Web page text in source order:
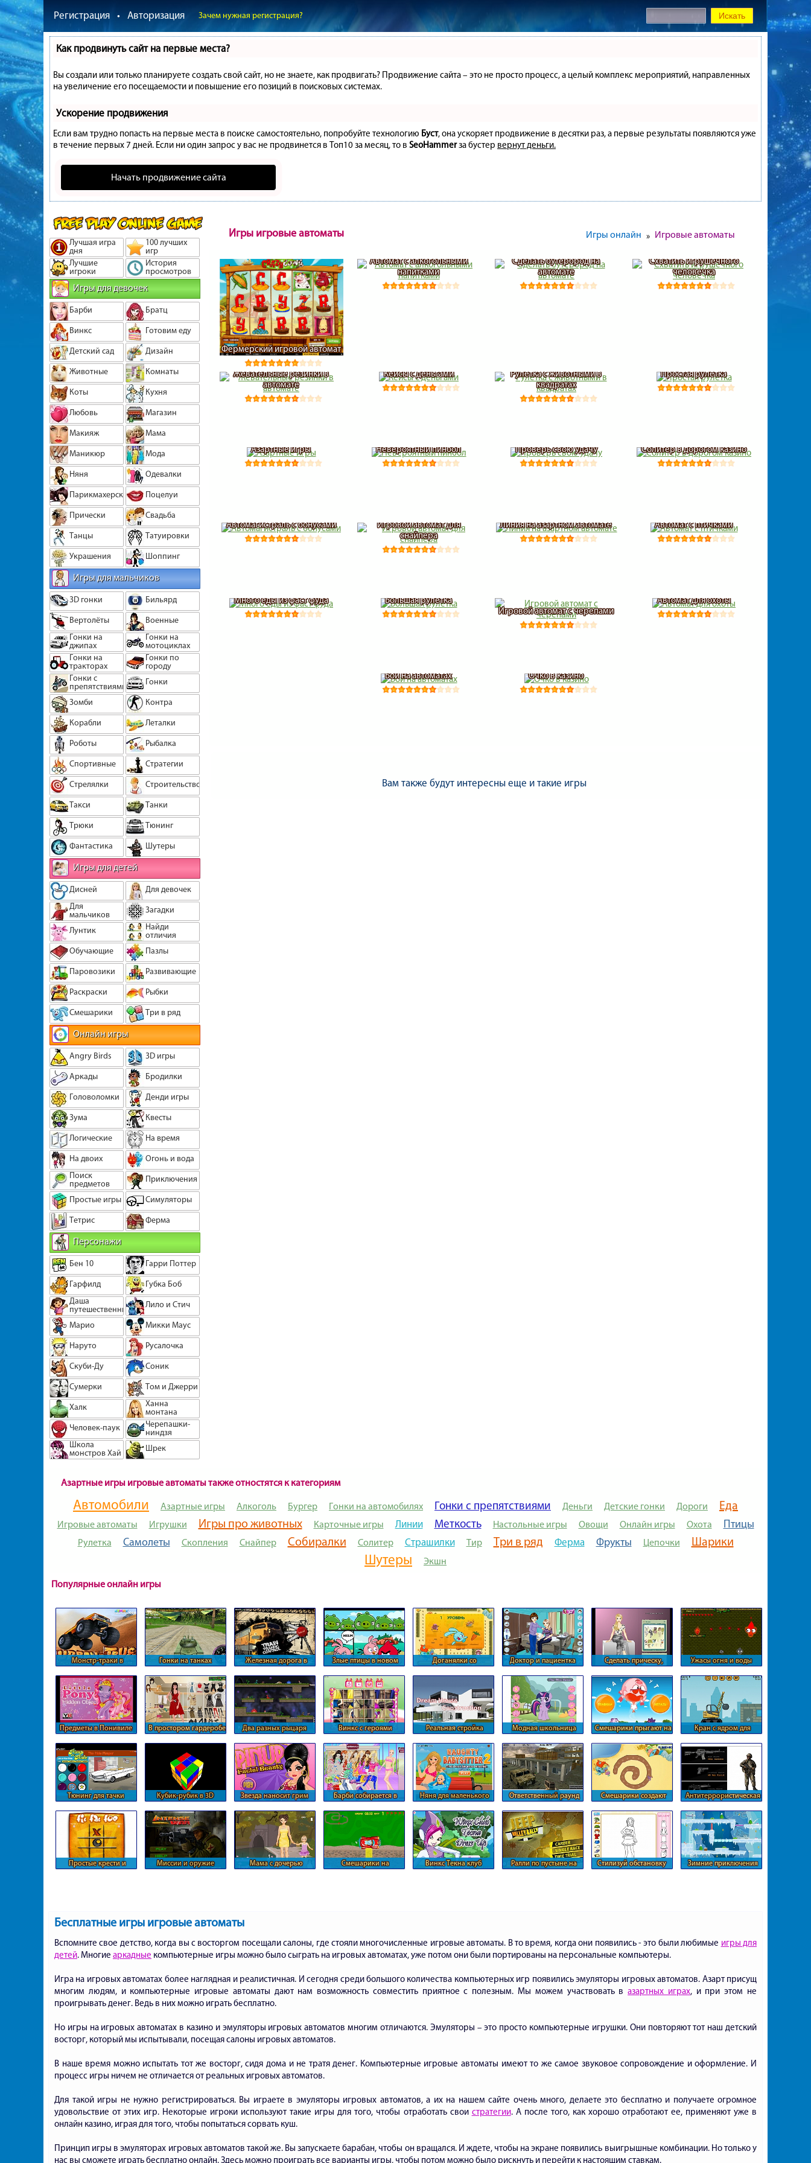
Регистрация • Авторизация Зачем нужная регистрация?
Как продвинуть сайт на первые места?
Вы создали или только планируете создать свой сайт, но не знаете, как продвигать? Продвижение сайта – это не просто процесс, а целый комплекс мероприятий, направленных
на увеличение его посещаемости и повышение его позиций в поисковых системах.
Ускорение продвижения
Если вам трудно попасть на первые места в поиске самостоятельно, попробуйте технологию Буст, она ускоряет продвижение в десятки раз, а первые результаты появляются уже
в течение первых 7 дней. Если ни один запрос у вас не продвинется в Топ10 за месяц, то в SeoHammerза бустер вернут деньги.
Начать продвижение сайта
Лучшая игра
дня
100 лучших
игр
Лучшие
игроки
История
просмотров
Игры для девочек
Барби
Братц
Винкс
Готовим еду
Детский сад
Дизайн
Животные
Комнаты
Коты
Кухня
Любовь
Магазин
Макияж
Мама
Маникюр
Мода
Няня
Одевалки
Парикмахерская
Поцелуи
Прически
Свадьба
Танцы
Татуировки
Украшения
Шоппинг
Игры для мальчиков
3D гонки
Бильярд
Вертолёты
Военные
Гонки на
джипах
Гонки на
мотоциклах
Гонки на
тракторах
Гонки по
городу
Гонки с
препятствиями
Гонки
Зомби
Контра
Корабли
Леталки
Роботы
Рыбалка
Спортивные
Стратегии
Стрелялки
Строительство
Такси
Танки
Трюки
Тюнинг
Фантастика
Шутеры
Игры для детей
Дисней
Для девочек
Для
мальчиков
Загадки
Лунтик
Найди
отличия
Обучающие
Пазлы
Паровозики
Развивающие
Раскраски
Рыбки
Смешарики
Три в ряд
Онлайн игры
Angry Birds
3D игры
Аркады
Бродилки
Головоломки
Денди игры
Зума
Квесты
Логические
На время
На двоих
Огонь и вода
Поиск
предметов
Приключения
Простые игры
Симуляторы
Тетрис
Ферма
Персонажи
Бен 10
Гарри Поттер
Гарфилд
Губка Боб
Даша
путешественница
Лило и Стич
Марио
Микки Маус
Наруто
Русалочка
Скуби-Ду
Соник
Сумерки
Том и Джерри
Халк
Ханна
монтана
Человек-паук
Черепашки-
ниндзя
Школа
монстров Хай
Шрек
Игры игровые автоматы Игры онлайн » Игровые автоматы
Фермерский игровой автомат
Автомат с алкогольными
напитками
Сделать бутерброд на
автомате
Схватить игрушечного
человечка
Жевательные резинки в
автомате
Кейсы с деньгами
Рулетка с животными в
квадратах
Простая рулетка
Азартные игры Невероятный пинбол Проверь свою удачу Солитер в дорогом казино
Автомагистраль с бонусами
Игровой автомат для
снайпера
Линия на азартном автомате Автомат с птичками
Много еды из фаст фуда
Большая рулетка
Игровой автомат с черепами
Автомат для охоты
Бой на автоматах Очко в казино
Вам также будут интересны еще и такие игры
Азартные игры игровые автоматы также отностятся к категориям
Автомобили Азартные игры Алкоголь Бургер Гонки на автомобилях Гонки с препятствиями Деньги Детские гонки Дороги Еда
Игровые автоматы Игрушки Игры про животных Карточные игры Линии Меткость Настольные игры Овощи Онлайн игры Охота Птицы
Рулетка Самолеты Скопления Снайпер Собиралки Солитер Страшилки Тир Три в ряд Ферма Фрукты Цепочки Шарики
Шутеры
Экшн
Популярные онлайн игры
Монстр-траки в
Гонки на танках
Железная дорога в
Злые птицы в новом
Доганялки со
Доктор и пациентка
Сделать прическу,
одеть
Ужасы огня и воды
Предметы в Понивиле
В простором гардеробе
Два разных рыцаря
Винкс с героями
Реальная стройка
Модная школьница
Смешарики прыгают на
Кран с ядром для
Тюнинг для тачки Кубик-рубик в 3D Звезда наносит грим
Барби собирается в
Няня для маленького
Ответственный раунд
Смешарики создают
Антитеррористическая
Простые крести и
Миссии и оружие
Мама с дочерью
Смешарики на
Винкс Текна клуб
Ралли по пустыне на
Стилизуй обстановку
Зимние приключения
Бесплатные игры игровые автоматы
Вспомните свое детство, когда вы с восторгом посещали салоны, где стояли многочисленные игровые автоматы. В то время, когда они появились - это были любимые игры для
детей. Многие аркадные компьютерные игры можно было сыграть на игровых автоматах, уже потом они были портированы на персональные компьютеры.
Игра на игровых автоматах более наглядная и реалистичная. И сегодня среди большого количества компьютерных игр появились эмуляторы игровых автоматов. Азарт присущ
многим людям, и компьютерные игровые автоматы дают нам возможность совместить приятное с полезным. Мы можем участвовать вазартных играх, и при этом не
проигрывать денег. Ведь в них можно играть бесплатно.
Но игры на игровых автоматах в казино и эмуляторы игровых автоматов многим отличаются. Эмуляторы – это просто компьютерные игрушки. Они повторяют тот наш детский
восторг, который мы испытывали, посещая салоны игровых автоматов.
В наше время можно испытать тот же восторг, сидя дома и не тратя денег. Компьютерные игровые автоматы имеют то же самое звуковое сопровождение и оформление. И
процесс игры ничем не отличается от реальных игровых автоматов.
Для такой игры не нужно регистрироваться. Вы играете в эмуляторы игровых автоматов, а их на нашем сайте очень много, делаете это бесплатно и получаете огромное
удовольствие от этих игр. Некоторые игроки используют такие игры для того, чтобы отработать свои стратегии. А после того, как хорошо отработают ее, применяют уже в
онлайн казино, играя для того, чтобы попытаться сорвать куш.
Принцип игры в эмуляторах игровых автоматов такой же. Вы запускаете барабан, чтобы он вращался. И ждете, чтобы на экране появились выигрышные комбинации. Но только у
нас вы сможете играть бесплатно онлайн. Здесь можно проиграть все варианты игры, чтобы потом можно было рискнуть и перейти к настоящим ставкам.